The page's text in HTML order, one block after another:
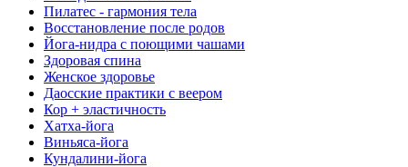
Пилатес - гармония тела
Восстановление после родов
Йога-нидра с поющими чашами
Здоровая спина
Женское здоровье
Даосские практики с веером
Кор + эластичность
Хатха-йога
Виньяса-йога
Кундалини-йога